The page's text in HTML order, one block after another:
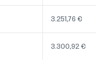
3.251,76 €
3.300,92 €